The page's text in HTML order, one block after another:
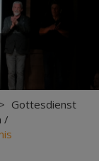
> Gottesdienst
/